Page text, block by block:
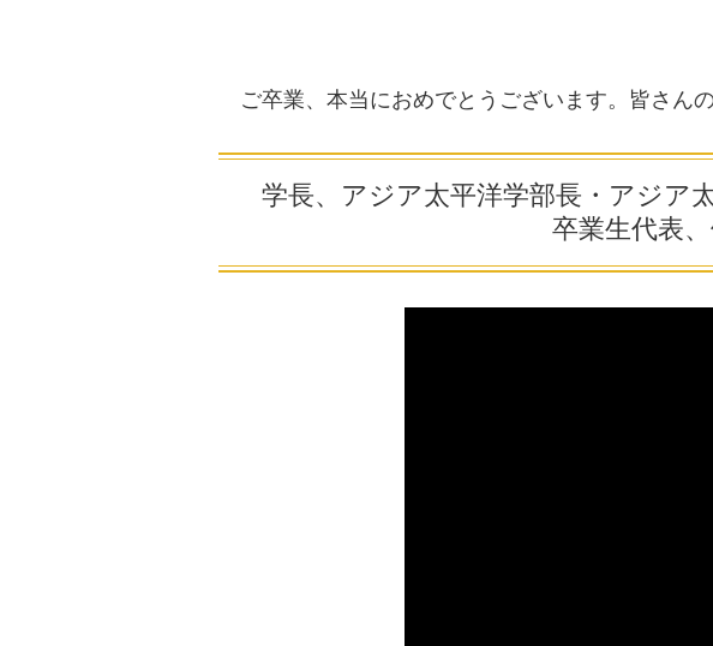
ご卒業、本当におめでとうございます。皆さん
学長、 アジア太平洋学部長・アジア
卒業生代表、